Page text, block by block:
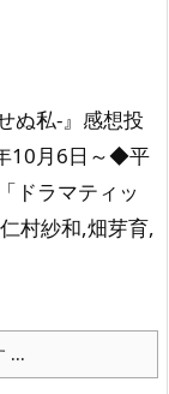
ぬ私-』感想投
10月6日～◆平
ドラマティッ
村紗和,畑芽育,
...